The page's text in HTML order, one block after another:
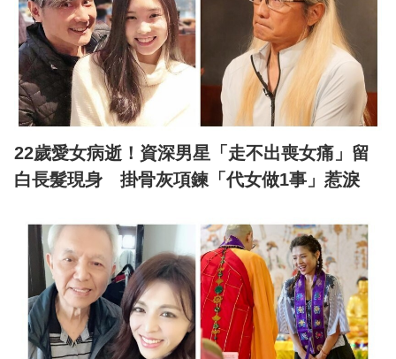
22歲愛女病逝！資深男星「走不出喪女痛」留
白長髮現身 掛骨灰項鍊「代女做1事」惹淚